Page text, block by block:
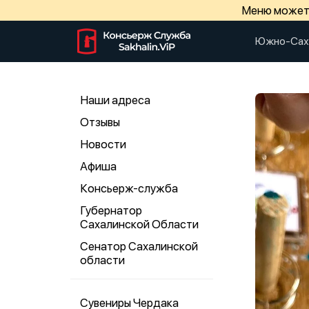
Меню может
Южно-
Наши адреса
Отзывы
Новости
Афиша
Консьерж-служба
Губернатор
Сахалинской Области
Сенатор Сахалинской
области
Сувениры Чердака